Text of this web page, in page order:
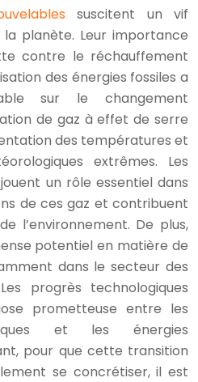
suscitent un vif
planète. Leur importance
contre le réchauffement
des énergies fossiles a
sur le changement
de gaz à effet de serre
des températures et
extrêmes. Les
un rôle essentiel dans
de ces gaz et contribuent
l’environnement. De plus,
potentiel en matière de
dans le secteur des
progrès technologiques
prometteuse entre les
et les énergies
pour que cette transition
se concrétiser, il est